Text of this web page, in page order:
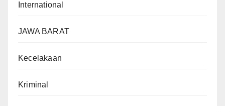
International
JAWA BARAT
Kecelakaan
Kriminal